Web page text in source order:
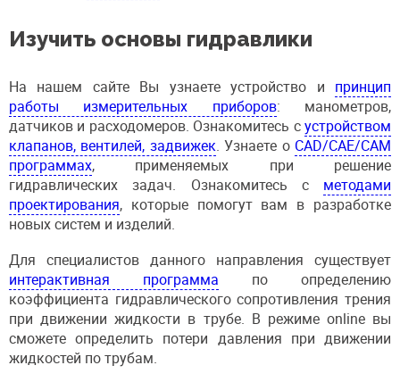
Изучить основы гидравлики
На нашем сайте Вы узнаете устройство и принцип
работы измерительных приборов: манометров,
датчиков и расходомеров. Ознакомитесь сустройством
клапанов, вентилей, задвижек. Узнаете о CAD/CAE/CAM
программах, применяемых при решение
гидравлических задач. Ознакомитесь с методами
проектирования, которые помогут вам в разработке
новых систем и изделий.
Для специалистов данного направления существует
интерактивная программа по определению
коэффициента гидравлического сопротивления трения
при движении жидкости в трубе. В режиме оnline вы
сможете определить потери давления при движении
жидкостей по трубам.